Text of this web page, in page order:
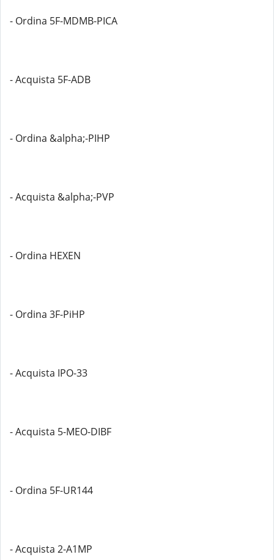
- Ordina 5F-MDMB-PICA
- Acquista 5F-ADB
- Ordina &alpha;-PIHP
- Acquista &alpha;-PVP
- Ordina HEXEN
- Ordina 3F-PiHP
- Acquista IPO-33
- Acquista 5-MEO-DIBF
- Ordina 5F-UR144
- Acquista 2-A1MP